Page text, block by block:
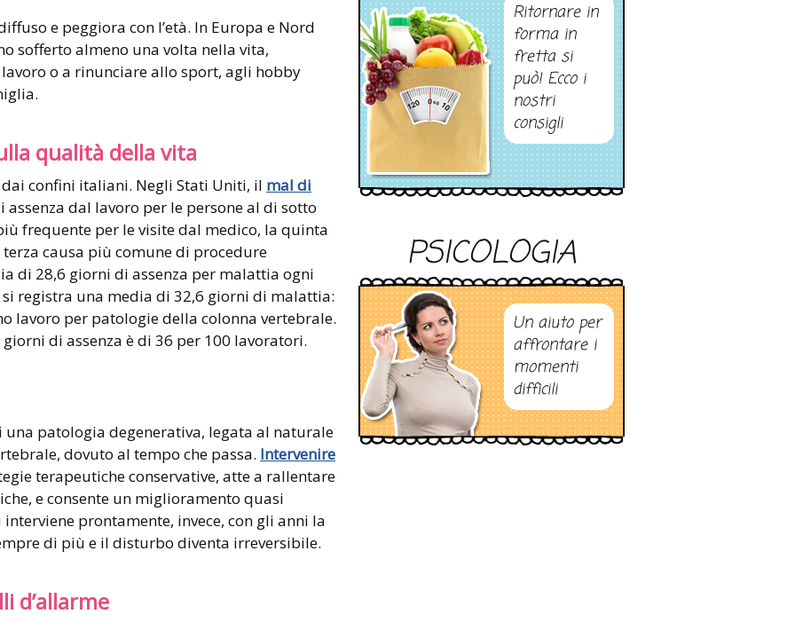
e peggiora con l’età. In Europa e Nord
sofferto almeno una volta nella vita,
o a rinunciare allo sport, agli hobby
qualità della vita
confini italiani. Negli Stati Uniti, il mal di
dal lavoro per le persone al di sotto
frequente per le visite dal medico, la quinta
causa più comune di procedure
di 28,6 giorni di assenza per malattia ogni
registra una media di 32,6 giorni di malattia:
lavoro per patologie della colonna vertebrale.
di assenza è di 36 per 100 lavoratori.
patologia degenerativa, legata al naturale
dovuto al tempo che passa. Intervenire
terapeutiche conservative, atte a rallentare
e consente un miglioramento quasi
prontamente, invece, con gli anni la
di più e il disturbo diventa irreversibile.
d’allarme
Ritornare in
forma in
fretta si
può! Ecco i
nostri
consigli
PSICOLOGIA
Un aiuto per
affrontare i
momenti
difficili